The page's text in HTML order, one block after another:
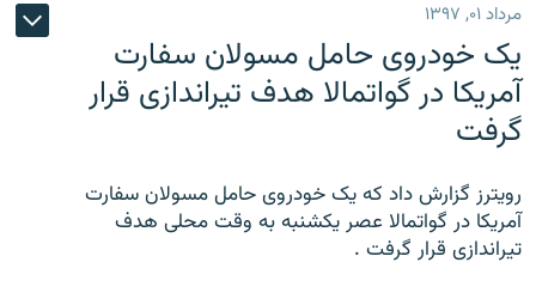
مرداد ۰۱, ۱۳۹۷
یک خودروی حامل مسولان سفارت
آمریکا در گواتمالا هدف تیراندازی قرار
گرفت
رویترز گزارش داد که یک خودروی حامل مسولان سفارت
آمریکا در گواتمالا عصر یکشنبه به وقت محلی هدف
تیراندازی قرار گرفت .